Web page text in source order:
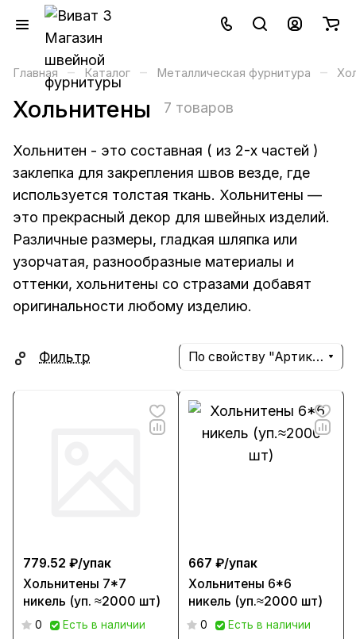
Главная – Каталог – Металлическая фурнитура –
Хольнитены 7 товаров
Хольнитен - это составная ( из 2-х частей )
заклепка для закрепления швов везде, где
используется толстая ткань. Хольнитены —
это прекрасный декор для швейных изделий.
Различные размеры, гладкая шляпка или
узорчатая, разнообразные материалы и
оттенки, хольнитены со стразами добавят
оригинальности любому изделию.
Фильтр По свойству "Артикул" (убывание)
779.52 ₽/упак
Хольнитены 7*7
никель (уп. ≈2000 шт)
0 Есть в наличии
667 ₽/упак
Хольнитены 6*6
никель (уп.≈2000 шт)
0 Есть в наличии